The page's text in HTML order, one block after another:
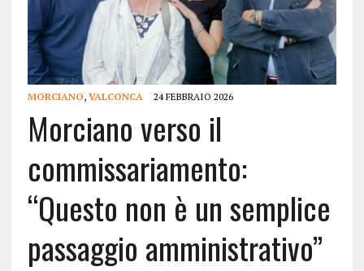
MORCIANO, VALCONCA 24 FEBBRAIO 2026
Morciano verso il
commissariamento:
“Questo non è un semplice
passaggio amministrativo”